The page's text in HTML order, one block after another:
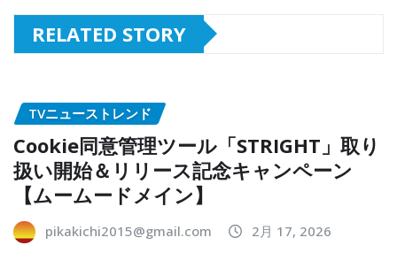
RELATED STORY
TVニューストレンド
Cookie同意管理ツール「STRIGHT」取り
扱い開始＆リリース記念キャンペーン
【ムームードメイン】
pikakichi2015@gmail.com 2月 17, 2026